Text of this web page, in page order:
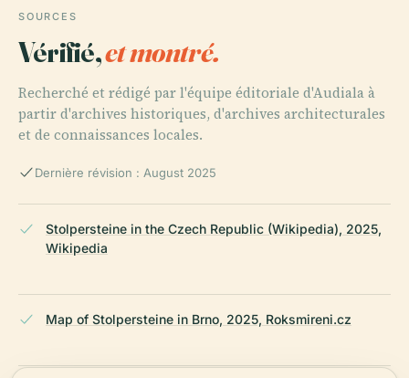
SOURCES
Vérifié,et montré.
Recherché et rédigé par l'équipe éditoriale d'Audiala à
partir d'archives historiques, d'archives architecturales
et de connaissances locales.
Dernière révision : August 2025
Stolpersteine in the Czech Republic (Wikipedia), 2025,
Wikipedia
Map of Stolpersteine in Brno, 2025, Roksmireni.cz